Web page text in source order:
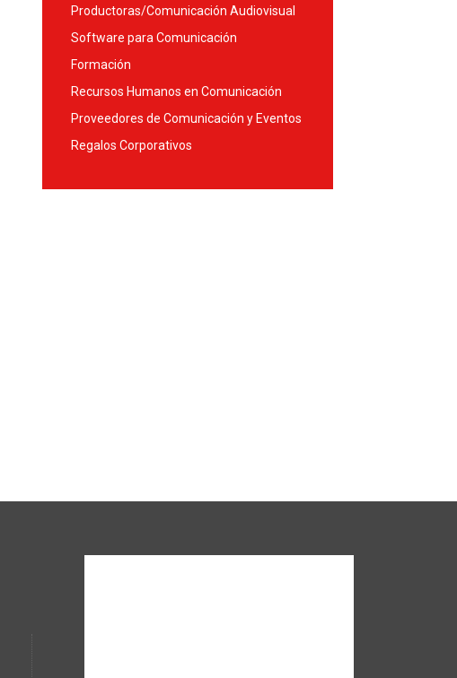
Productoras/Comunicación Audiovisual
Software para Comunicación
Formación
Recursos Humanos en Comunicación
Proveedores de Comunicación y Eventos
Regalos Corporativos